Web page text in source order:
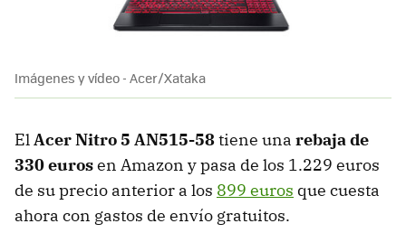
Imágenes y vídeo - Acer/Xataka
ElAcer Nitro 5 AN515-58tiene una rebaja de
330 eurosen Amazon y pasa de los 1.229 euros
de su precio anterior a los 899 euros que cuesta
ahora con gastos de envío gratuitos.